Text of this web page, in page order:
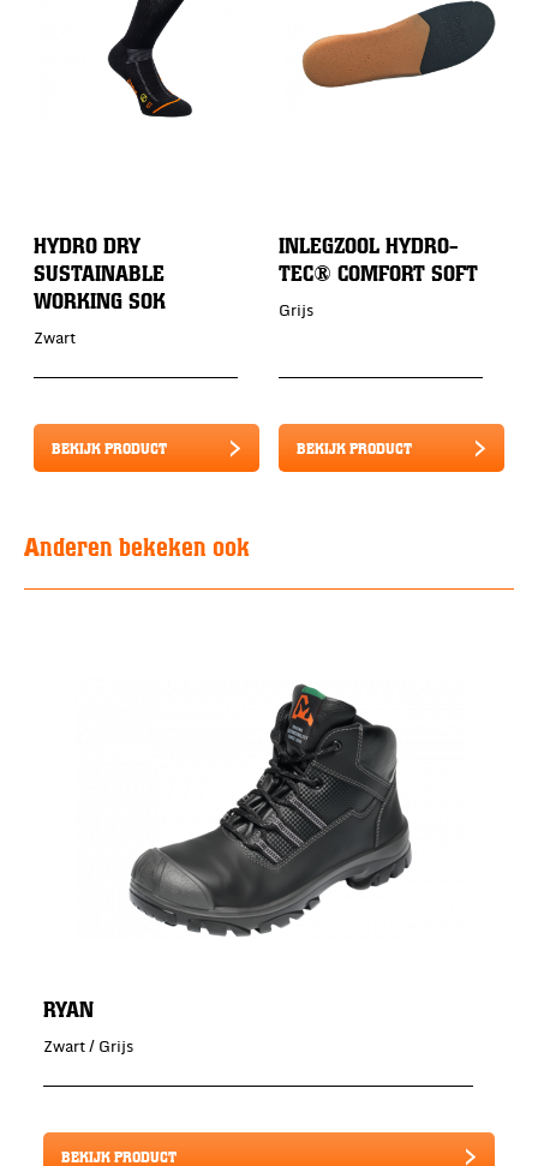
HYDRO DRY
SUSTAINABLE
WORKING SOK
Zwart
BEKIJK PRODUCT
INLEGZOOL HYDRO-
TEC® COMFORT SOFT
Grijs
BEKIJK PRODUCT
Anderen bekeken ook
RYAN
Zwart / Grijs
BEKIJK PRODUCT